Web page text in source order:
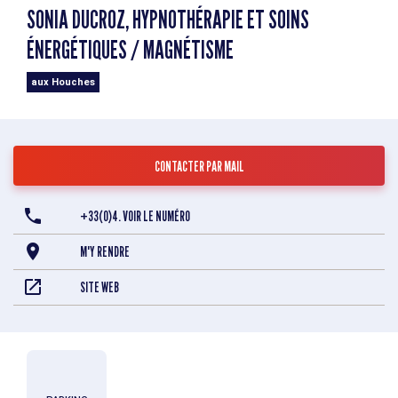
SONIA DUCROZ, HYPNOTHÉRAPIE ET SOINS
ÉNERGÉTIQUES / MAGNÉTISME
aux Houches
CONTACTER PAR MAIL
+33(0)4. VOIR LE NUMÉRO
M'Y RENDRE
SITE WEB